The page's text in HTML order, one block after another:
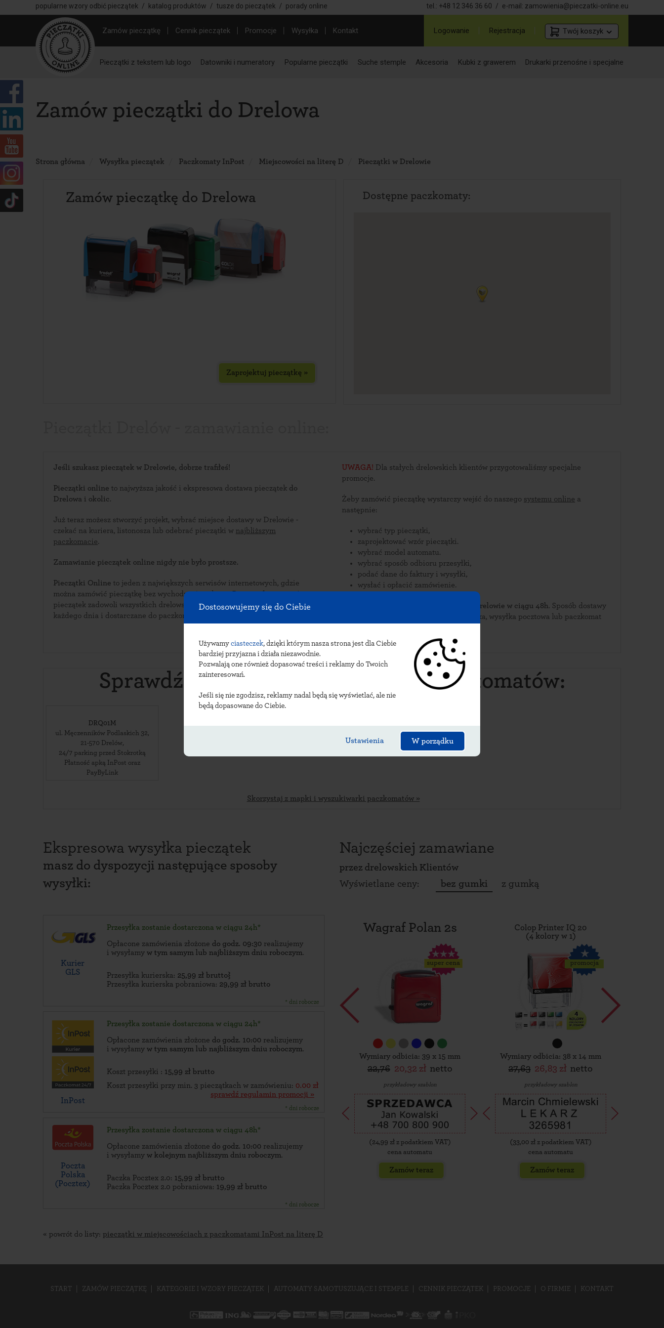
Dostosowujemy się do Ciebie
Używamy ciasteczek, dzięki którym nasza strona jest dla Ciebie
bardziej przyjazna i działa niezawodnie.
Pozwalają one również dopasować treści i reklamy do Twoich
zainteresowań.
Jeśli się nie zgodzisz, reklamy nadal będą się wyświetlać, ale nie
będą dopasowane do Ciebie.
Ustawienia W porządku
popularne wzory odbić pieczątek / katalog produktów / tusze do pieczątek / porady online tel.: +48 12 346 36 60 / e-mail: zamowienia@pieczatki-online.eu
Logowanie Rejestracja Twój koszyk
Zamów pieczątkę Cennik pieczątek Promocje Wysyłka Kontakt
Pieczątki z tekstem lub logo Datowniki i numeratory Popularne pieczątki Suche stemple Akcesoria Kubki z grawerem Drukarki przenośne i specjalne
Zamów pieczątki do Drelowa
Strona główna Wysyłka pieczątek Paczkomaty InPost Miejscowości na literę D Pieczątki w Drelowie
Zamów pieczątkę do Drelowa
Zaprojektuj pieczątkę »
Dostępne paczkomaty:
Jeśli szukasz pieczątek w Drelowie, dobrze trafiłeś!
Pieczątki online to najwyższa jakość i ekspresowa dostawa pieczątek do
Drelowa i okolic.
Już teraz możesz stworzyć projekt, wybrać miejsce dostawy w Drelowie -
czekać na kuriera, listonosza lub odebrać pieczątki w najbliższym
paczkomacie.
Zamawianie pieczątek online nigdy nie było prostsze.
Pieczątki Online to jeden z największych serwisów internetowych, gdzie
można zamówić pieczątkę bez wychodzenia z domu. Bogata oferta wzorów
pieczątek zadowoli wszystkich drelowskich klientów. Pieczątki wykonywane są
każdego dnia i dostarczane do paczkomatów w Drelowie.
UWAGA! Dla stałych drelowskich klientów przygotowaliśmy specjalne
promocje.
Żeby zamówić pieczątkę wystarczy wejść do naszego systemu online a
następnie:
wybrać typ pieczątki,
zaprojektować wzór pieczątki.
wybrać model automatu.
wybrać sposób odbioru przesyłki,
podać dane do faktury i wysyłki,
wysłać i opłacić zamówienie.
Zamów pieczątki online i odbierz je w Drelowie w ciągu 48h. Sposób dostawy
pieczątek do Drelowa: przesyłka kurierska, wysyłka pocztowa lub paczkomat
Sprawdź lokalizacje drelowskich paczkomatów:
DRQ01M
ul. Męczenników Podlaskich 32,
21-570 Drelów,
24/7 parking przed Stokrotką
Płatność apką InPost oraz
PayByLink
Skorzystaj z mapki i wyszukiwarki paczkomatów »
Ekspresowa wysyłka pieczątek
masz do dyspozycji następujące sposoby
wysyłki:
Kurier
GLS
Przesyłka zostanie dostarczona w ciągu 24h*
Opłacone zamówienia złożone do godz. 09:30 realizujemy
i wysyłamy w tym samym lub najbliższym dniu roboczym.
Przesyłka kurierska: 25,99 zł brutto}
Przesyłka kurierska pobraniowa: 29,99 zł brutto
* dni robocze
InPost
Przesyłka zostanie dostarczona w ciągu 24h*
Opłacone zamówienia złożone do godz. 10:00 realizujemy
i wysyłamy w tym samym lub najbliższym dniu roboczym.
Koszt przesyłki : 15,99 zł brutto
Koszt przesyłki przy min. 3 pieczątkach w zamówieniu: 0.00 zł
sprawdź regulamin promocji »
* dni robocze
Poczta
Polska
(Pocztex)
Przesyłka zostanie dostarczona w ciągu 48h*
Opłacone zamówienia złożone do godz. 10:00 realizujemy
i wysyłamy w kolejnym najbliższym dniu roboczym.
Paczka Pocztex 2.0: 15,99 zł brutto
Paczka Pocztex 2.0 pobraniowa: 19,99 zł brutto
* dni robocze
Najczęściej zamawiane
przez drelowskich Klientów
Wyświetlane ceny:
bez gumki z gumką
Wagraf Polan 2s
super cena
Wymiary odbicia: 39 x 15 mm
22,76 20,32 zł netto
przykładowy szablon
( 24,99 zł z podatkiem VAT)
cena automatu
Zamów teraz
Colop Printer IQ 20
(4 kolory w 1)
promocja
Wymiary odbicia: 38 x 14 mm
27,63 26,83 zł netto
przykładowy szablon
( 33,00 zł z podatkiem VAT)
cena automatu
Zamów teraz
« powrót do listy: pieczątki w miejscowościach z paczkomatami InPost na literę D
START ZAMÓW PIECZĄTKĘ KATEGORIE I WZORY PIECZĄTEK AUTOMATY SAMOTUSZUJĄCE I STEMPLE CENNIK PIECZĄTEK PROMOCJE O FIRMIE KONTAKT